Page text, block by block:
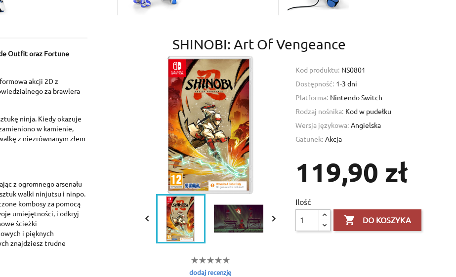
Add to wishlist ×
Create new list
Create wishlist ×
Wishlist name
Create wishlist
Sign in ×
You need to be logged in to save products in your wishlist.
Sign in
Outfit oraz Fortune
akcji 2D z
za brawlera
ninja. Kiedy okazuje
w kamienie,
z niezrównanym złem
z ogromnego arsenału
walki ninjutsu i ninpo.
kombosy za pomocą
umiejętności, i odkryj
ścieżki
i pięknych
znajdziesz trudne
SHINOBI: Art Of Vengeance
 
dodaj recenzję
Kod produktu: NS0801
Dostępność: 1-3 dni
Platforma: Nintendo Switch
Rodzaj nośnika: Kod w pudełku
Wersja językowa: Angielska
Gatunek: Akcja
119,90 zł
Ilość
 DO KOSZYKA